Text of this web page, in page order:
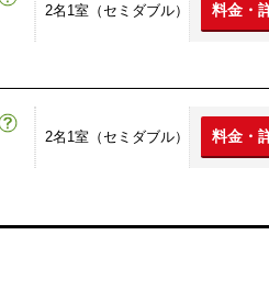
2名1室（セミダブル）
料金・
2名1室（セミダブル）
料金・